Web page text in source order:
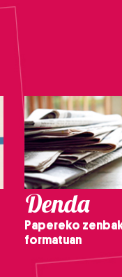
Denda
Papereko
formatuan